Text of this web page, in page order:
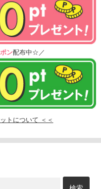
ン配布中☆／
トについて ＜＜